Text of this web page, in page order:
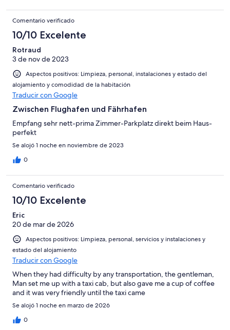
Comentario verificado
10/10 Excelente
Rotraud
3 de nov de 2023
Aspectos positivos: Limpieza, personal, instalaciones y estado del
alojamiento y comodidad de la habitación
Traducir con Google
Zwischen Flughafen und Fährhafen
Empfang sehr nett-prima Zimmer-Parkplatz direkt beim Haus-
perfekt
Se alojó 1 noche en noviembre de 2023
0
Comentario verificado
10/10 Excelente
Eric
20 de mar de 2026
Aspectos positivos: Limpieza, personal, servicios y instalaciones y
estado del alojamiento
Traducir con Google
When they had difficulty by any transportation, the gentleman,
Man set me up with a taxi cab, but also gave me a cup of coffee
and it was very friendly until the taxi came
Se alojó 1 noche en marzo de 2026
0